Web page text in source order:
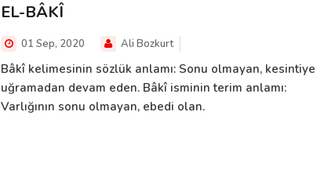
EL-BÂKÎ
01 Sep, 2020 Ali Bozkurt
Bâkî kelimesinin sözlük anlamı: Sonu olmayan, kesintiye
uğramadan devam eden. Bâkî isminin terim anlamı:
Varlığının sonu olmayan, ebedi olan.